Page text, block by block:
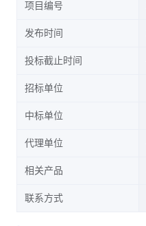
项目编号
发布时间
投标截止时间
招标单位
中标单位
代理单位
相关产品
联系方式